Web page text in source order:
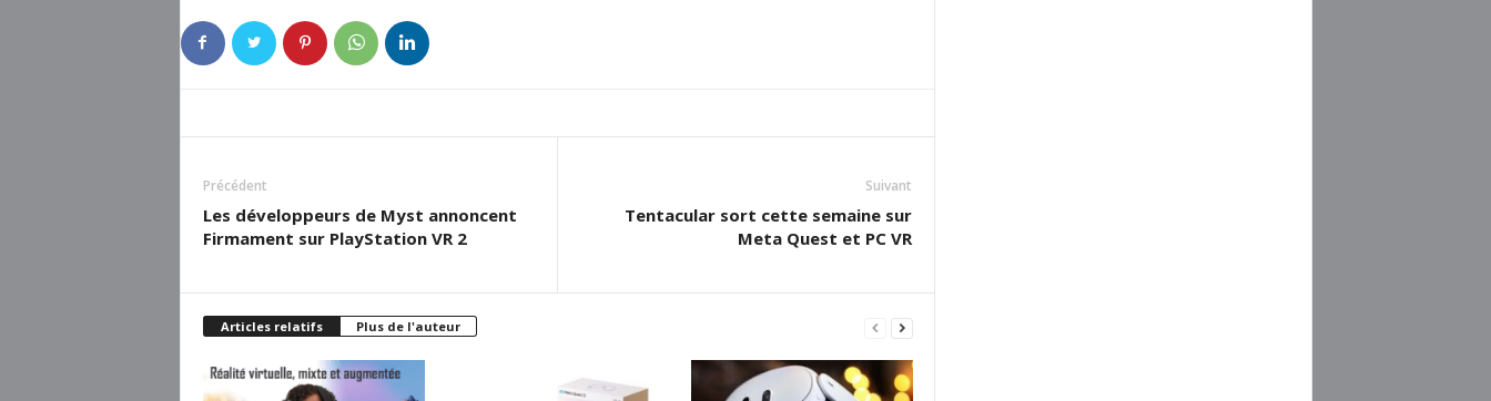
Précédent
Les développeurs de Myst annoncent
Firmament sur PlayStation VR 2
Suivant
Tentacular sort cette semaine sur
Meta Quest et PC VR
Articles relatifs Plus de l'auteur